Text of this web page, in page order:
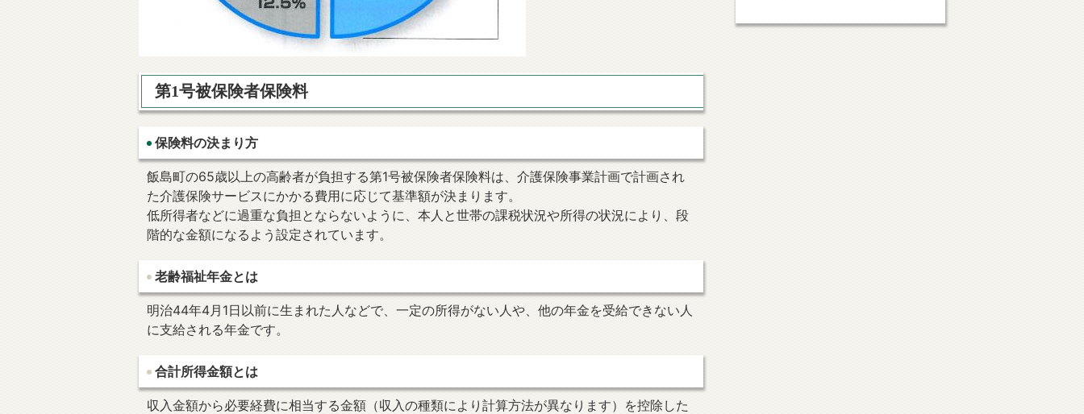
第1号被保険者保険料
保険料の決まり方
飯島町の65歳以上の高齢者が負担する第1号被保険者保険料は、介護保険事業計画で計画され
た介護保険サービスにかかる費用に応じて基準額が決まります。
低所得者などに過重な負担とならないように、本人と世帯の課税状況や所得の状況により、段
階的な金額になるよう設定されています。
老齢福祉年金とは
明治44年4月1日以前に生まれた人などで、一定の所得がない人や、他の年金を受給できない人
に支給される年金です。
合計所得金額とは
収入金額から必要経費に相当する金額（収入の種類により計算方法が異なります）を控除した